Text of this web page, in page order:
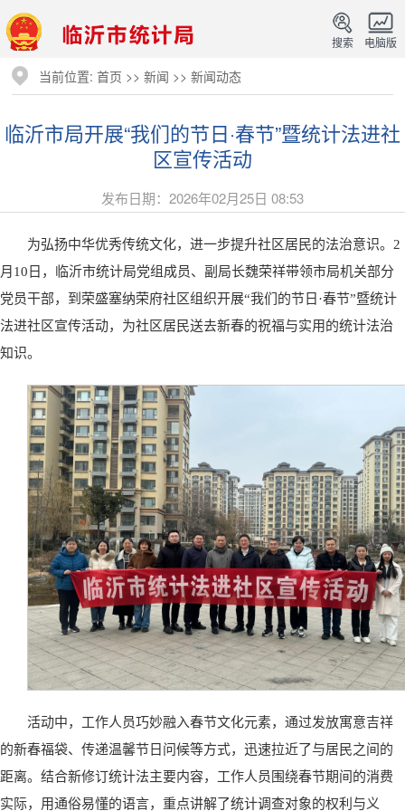
电脑版
搜索
当前位置:首页 >>新闻 >>新闻动态
临沂市局开展“我们的节日·春节”暨统计法进社
区宣传活动
发布日期：2026年02月25日 08:53
为弘扬中华优秀传统文化，进一步提升社区居民的法治意识。2
月10日，临沂市统计局党组成员、副局长魏荣祥带领市局机关部分
党员干部，到荣盛塞纳荣府社区组织开展“我们的节日·春节”暨统计
法进社区宣传活动，为社区居民送去新春的祝福与实用的统计法治
知识。
活动中，工作人员巧妙融入春节文化元素，通过发放寓意吉祥
的新春福袋、传递温馨节日问候等方式，迅速拉近了与居民之间的
距离。结合新修订统计法主要内容，工作人员围绕春节期间的消费
实际，用通俗易懂的语言，重点讲解了统计调查对象的权利与义